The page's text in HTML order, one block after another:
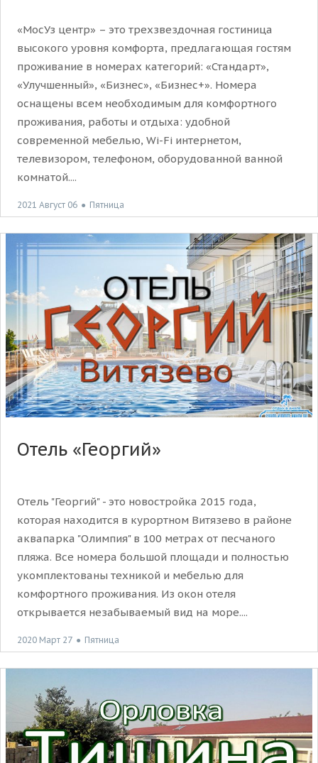
«МосУз центр» – это трехзвездочная гостиница
высокого уровня комфорта, предлагающая гостям
проживание в номерах категорий: «Стандарт»,
«Улучшенный», «Бизнес», «Бизнес+». Номера
оснащены всем необходимым для комфортного
проживания, работы и отдыха: удобной
современной мебелью, Wi-Fi интернетом,
телевизором, телефоном, оборудованной ванной
комнатой....
2021 Август 06 ● Пятница
Отель «Георгий»
Отель "Георгий" - это новостройка 2015 года,
которая находится в курортном Витязево в районе
аквапарка "Олимпия" в 100 метрах от песчаного
пляжа. Все номера большой площади и полностью
укомплектованы техникой и мебелью для
комфортного проживания. Из окон отеля
открывается незабываемый вид на море....
2020 Март 27 ● Пятница